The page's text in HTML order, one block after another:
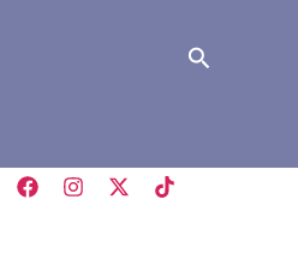
Buscar